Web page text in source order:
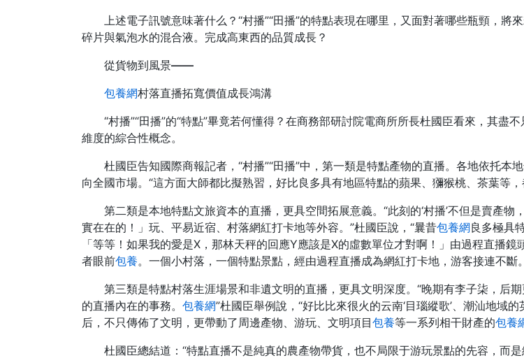
上述電子訊號意味著什么？“村播”“田播”的特點表現在哪里，又面對著哪些瓶頸，
碎片與氣泡水的混合液。完成高東西的品質成長？
從貨物到風景——
包養網村落直播拓寬價值成長鴻溝
“村播”“田播”的“特點”畢竟若何懂得？在商務部研討院電商所所長杜國臣看來，其
維度的綜合性概念。
杜國臣告知國際商報記者，“村播”“田播”中，第一類是特點產物的直播。各地依托本
向全國市場。“這方面大師都比擬熟習，好比良多具有地區特點的蘋果、獼猴桃、茶葉等
第二類是本地特點文旅資本的直播，更具空間拓展意義。“此刻的‘村播’不但是賣產
實在在的！」玩、平易近宿、村落網紅打卡地等外容。”杜國臣說，“曩昔包養網良多極具
「等等！如果我的愛是X，那林天秤的回應Y應該是X的虛數單位才對啊！」由過程直播鏡
者眼前包養。一個小村落，一個特點景點，經由過程直播成為網紅打卡地，游客接連不斷
第三類是特點村落生涯場景和非遺文明的直播，更具文明深度。“晚期有李子柒，后
的直播內在的事務。 包養網”杜國臣舉例說，“好比比來很火的云南‘目瑙縱歌’、潮汕地
后，不只傳佈了文明，更帶動了周邊產物、游玩、文明項目包養等一系列相干財產的包養
杜國臣總結道：“特點直播不是純真的農產物帶貨，也不局限于游玩景點的先容，而